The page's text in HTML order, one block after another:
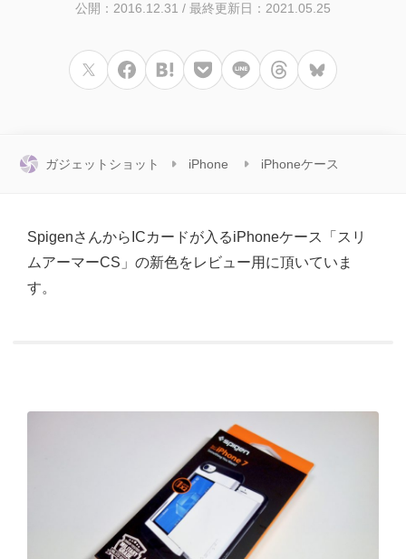
公開：2016.12.31 / 最終更新日：2021.05.25
ガジェットショット iPhone iPhoneケース
SpigenさんからICカードが入るiPhoneケース「スリ
ムアーマーCS」の新色をレビュー用に頂いていま
す。